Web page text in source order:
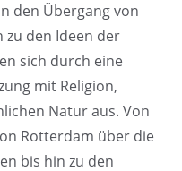
den Übergang von
den Ideen der
sich durch eine
mit Religion,
Natur aus. Von
Rotterdam über die
bis hin zu den